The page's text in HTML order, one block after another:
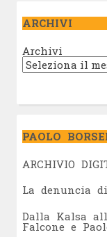
ARCHIVI
Archivi
PAOLO
ARCHIVIO
La denuncia
Dalla Kalsa
Falcone e